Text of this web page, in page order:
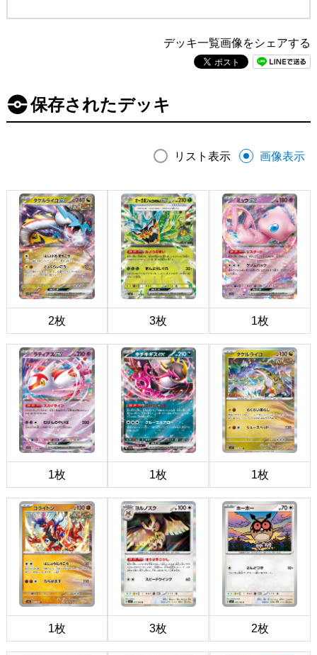
デッキ一覧画像をシェアする
保存されたデッキ
リスト表示 画像表示
2枚 3枚 1枚
1枚 1枚 1枚
1枚 3枚 2枚